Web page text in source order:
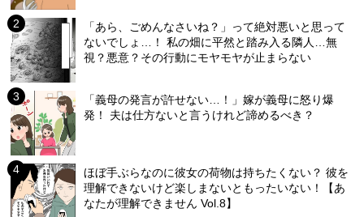
「あら、ごめんなさいね？」って絶対悪いと思って
ないでしょ…！ 私の畑に平然と踏み入る隣人…無
視？悪意？その行動にモヤモヤが止まらない
「義母の発言が許せない…！」嫁が義母に怒り爆
発！ 夫は仕方ないと言うけれど諦めるべき？
ほぼ手ぶらなのに彼女の荷物は持ちたくない？ 彼を
理解できないけど楽しまないともったいない！【あ
なたが理解できません Vol.8】